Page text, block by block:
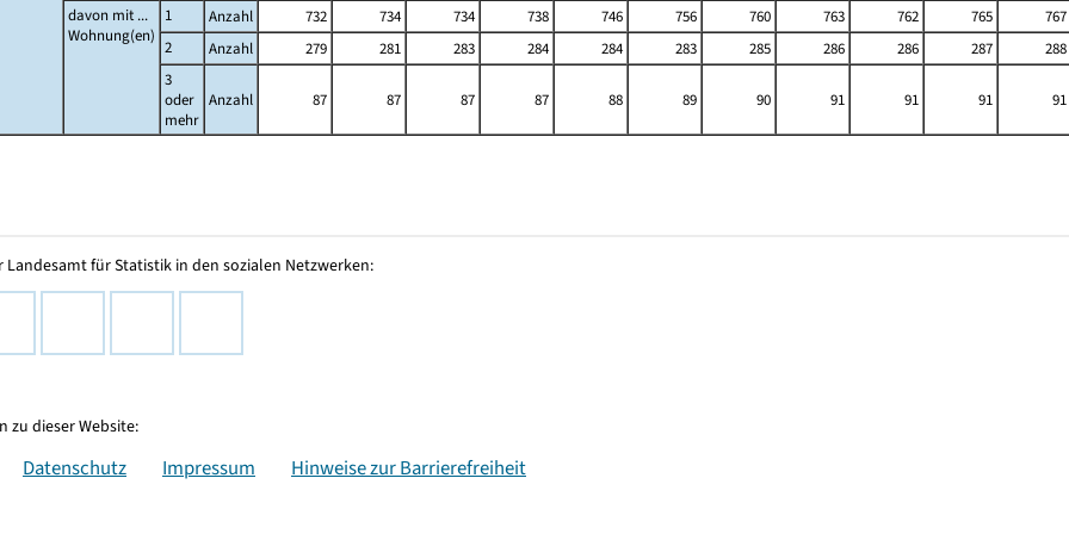
davon mit ...
Wohnung(en)
1 Anzahl 732 734 734 738 746 756 760 763 762 765
767
2
Anzahl 279 281 283 284 284 283 285 286 286 287
288
3
oder
mehr
Anzahl 87 87 87 87 88 89 90 91 91 91 91
Landesamt für Statistik in den sozialen Netzwerken:
zu dieser Website:
Datenschutz Impressum Hinweise zur Barrierefreiheit